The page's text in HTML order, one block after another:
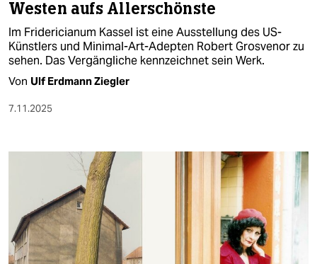
Westen aufs Allerschönste
Im Fridericianum Kassel ist eine Ausstellung des US-
Künstlers und Minimal-Art-Adepten Robert Grosvenor zu
sehen. Das Vergängliche kennzeichnet sein Werk.
Von Ulf Erdmann Ziegler
7.11.2025